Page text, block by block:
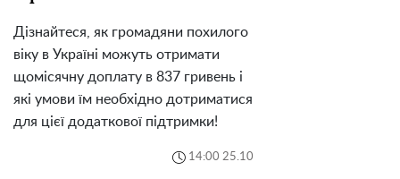
Дізнайтеся, як громадяни похилого
віку в Україні можуть отримати
щомісячну доплату в 837 гривень і
які умови їм необхідно дотриматися
для цієї додаткової підтримки!
14:00 25.10